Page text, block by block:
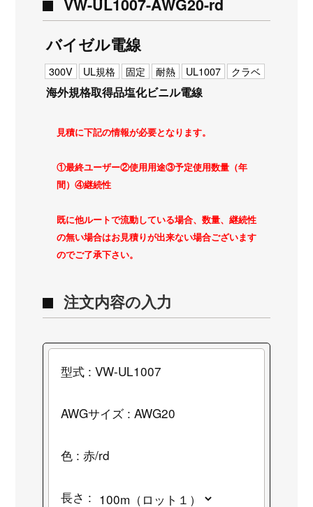
VW-UL1007-AWG20-rd
バイゼル電線
300V UL規格 固定 耐熱 UL1007 クラベ
海外規格取得品塩化ビニル電線
見積に下記の情報が必要となります。
①最終ユーザー②使用用途③予定使用数量（年
間）④継続性
既に他ルートで流動している場合、数量、継続性
の無い場合はお見積りが出来ない場合ございます
のでご了承下さい。
注文内容の入力
型式 : VW-UL1007
AWGサイズ : AWG20
色 : 赤/rd
長さ :